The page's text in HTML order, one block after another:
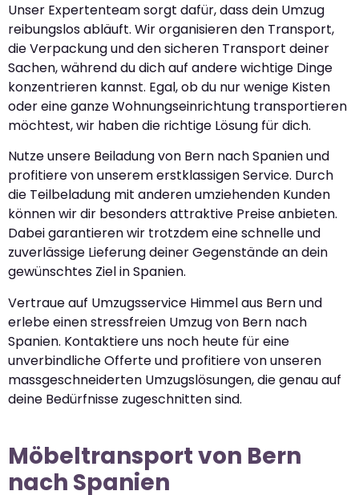
Unser Expertenteam sorgt dafür, dass dein Umzug
reibungslos abläuft. Wir organisieren den Transport,
die Verpackung und den sicheren Transport deiner
Sachen, während du dich auf andere wichtige Dinge
konzentrieren kannst. Egal, ob du nur wenige Kisten
oder eine ganze Wohnungseinrichtung transportieren
möchtest, wir haben die richtige Lösung für dich.
Nutze unsere Beiladung von Bern nach Spanien und
profitiere von unserem erstklassigen Service. Durch
die Teilbeladung mit anderen umziehenden Kunden
können wir dir besonders attraktive Preise anbieten.
Dabei garantieren wir trotzdem eine schnelle und
zuverlässige Lieferung deiner Gegenstände an dein
gewünschtes Ziel in Spanien.
Vertraue auf Umzugsservice Himmel aus Bern und
erlebe einen stressfreien Umzug von Bern nach
Spanien. Kontaktiere uns noch heute für eine
unverbindliche Offerte und profitiere von unseren
massgeschneiderten Umzugslösungen, die genau auf
deine Bedürfnisse zugeschnitten sind.
Möbeltransport von Bern
nach Spanien